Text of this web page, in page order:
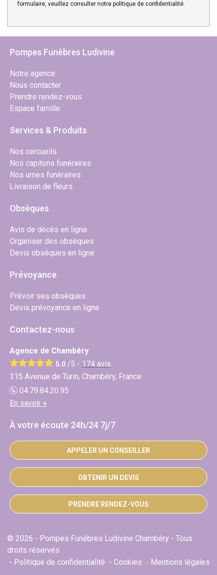
formulaire, veuillez consulter notre politique de confidentialité.
Pompes Funèbres Ludivine
Notre agence
Nous contacter
Prendre rendez-vous
Espace famille
Services & Produits
Nos cercueils
Nos capitons funéraires
Nos urnes funéraires
Livraison de fleurs
Obsèques
Avis de décès en ligne
Organiser des obsèques
Devis obsèques en ligne
Prévoyance
Prévoir ses obsèques
Devis prévoyance en ligne
Contactez-nous
Agence de Chambéry
5.0 /5 - 174 avis
315 Avenue de Turin, Chambéry, France
04.79.84.20.95
En savoir +
À votre écoute 24h/24 7j/7
APPELER UN CONSEILLER
OBTENIR UN DEVIS
PRENDRE RENDEZ-VOUS
© 2026 - Pompes Funèbres Ludivine Chambéry - Tous
droits réservés
Politique de confidentialité
Cookies Mentions légales